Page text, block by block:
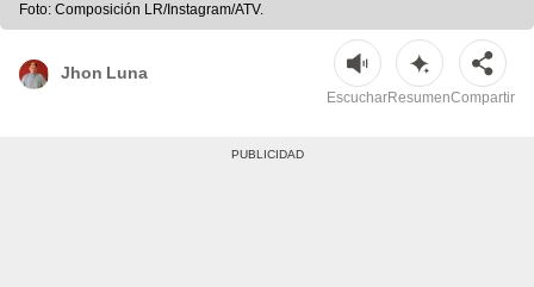
Foto: Composición LR/Instagram/ATV.
Jhon Luna
EscucharResumenCompartir